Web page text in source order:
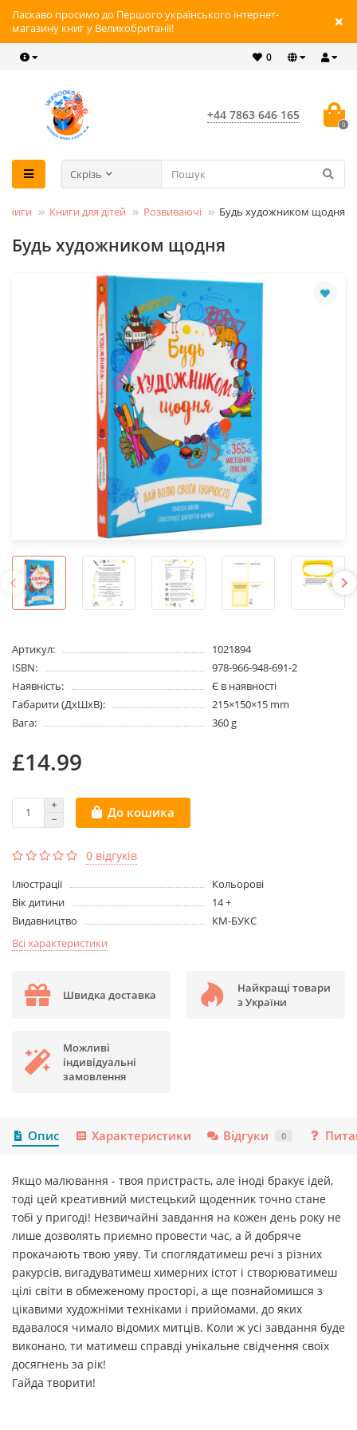
Ласкаво просимо до Першого українського інтернет-
магазину книг у Великобританії!
0
+44 7863 646 165
0
Скрізь
Книги Книги для дітей Розвиваючі Будь художником щодня
Будь художником щодня
Артикул:
1021894
ISBN:
978-966-948-691-2
Наявність:
Є в наявності
Габарити (ДхШхВ):
215×150×15 mm
Вага:
360 g
£14.99
До кошика
0 відгуків
Ілюстрації
Кольорові
Вік дитини
14 +
Видавництво
КМ-БУКС
Всі характеристики
Швидка доставка
Найкращі товари
з України
Можливі
індивідуальні
замовлення
Опис Характеристики Відгуки 0
Якщо малювання - твоя пристрасть, але іноді бракує ідей,
тоді цей креативний мистецький щоденник точно стане
тобі у пригоді! Незвичайні завдання на кожен день року не
лише дозволять приємно провести час, а й добряче
прокачають твою уяву. Ти споглядатимеш речі з різних
ракурсів, вигадуватимеш химерних істот і створюватимеш
цілі світи в обмеженому просторі, а ще познайомишся з
цікавими художніми техніками і прийомами, до яких
вдавалося чимало відомих митців. Коли ж усі завдання буде
виконано, ти матимеш справді унікальне свідчення своїх
досягнень за рік!
Гайда творити!